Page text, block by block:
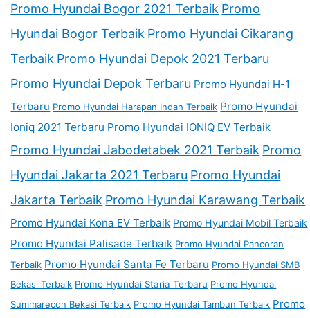
Promo Hyundai Bogor 2021 Terbaik Promo
Hyundai Bogor Terbaik Promo Hyundai Cikarang
Terbaik Promo Hyundai Depok 2021 Terbaru
Promo Hyundai Depok Terbaru Promo Hyundai H-1
Terbaru Promo Hyundai Harapan Indah Terbaik Promo Hyundai
Ioniq 2021 Terbaru Promo Hyundai IONIQ EV Terbaik
Promo Hyundai Jabodetabek 2021 Terbaik Promo
Hyundai Jakarta 2021 Terbaru Promo Hyundai
Jakarta Terbaik Promo Hyundai Karawang Terbaik
Promo Hyundai Kona EV Terbaik Promo Hyundai Mobil Terbaik
Promo Hyundai Palisade Terbaik Promo Hyundai Pancoran
Terbaik Promo Hyundai Santa Fe Terbaru Promo Hyundai SMB
Bekasi Terbaik Promo Hyundai Staria Terbaru Promo Hyundai
Summarecon Bekasi Terbaik Promo Hyundai Tambun Terbaik Promo